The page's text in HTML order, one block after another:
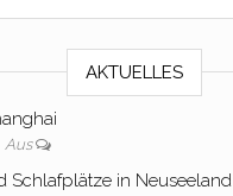
AKTUELLES
Aus
Schlafplätze in Neuseeland